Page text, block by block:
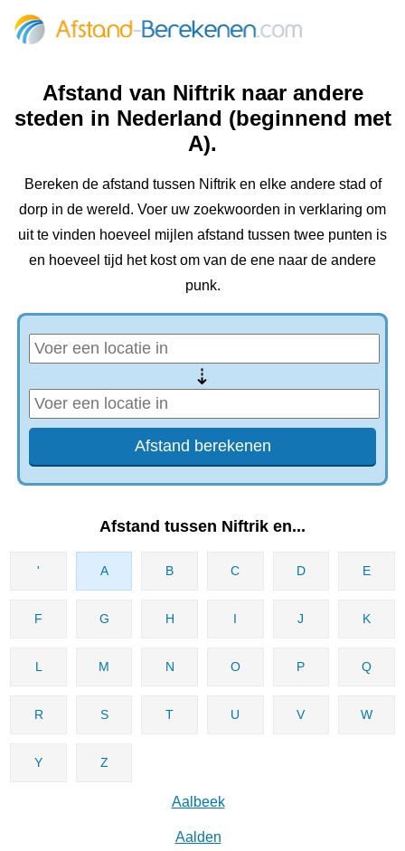
Afstand van Niftrik naar andere
steden in Nederland (beginnend met
A).
Bereken de afstand tussen Niftrik en elke andere stad of
dorp in de wereld. Voer uw zoekwoorden in verklaring om
uit te vinden hoeveel mijlen afstand tussen twee punten is
en hoeveel tijd het kost om van de ene naar de andere
punk.
⇢
Afstand tussen Niftrik en...
' A B C D E
F G H I J K
L M N O P Q
R S T U V W
Y Z
Aalbeek
Aalden